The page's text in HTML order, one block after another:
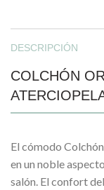
DESCRIPCIÓN
COLCHÓN
El cómodo
en un noble
salón. El confort